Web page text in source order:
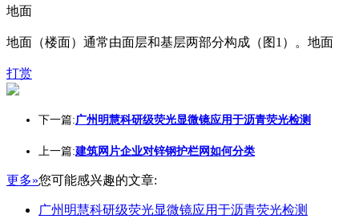
地面
地面（楼面）通常由面层和基层两部分构成（图1）。地面
打赏
下一篇:广州明慧科研级荧光显微镜应用于沥青荧光检测
上一篇:建筑网片企业对锌钢护栏网如何分类
更多»您可能感兴趣的文章:
广州明慧科研级荧光显微镜应用于沥青荧光检测